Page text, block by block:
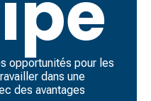
opportunités pour les
dans une
des avantages